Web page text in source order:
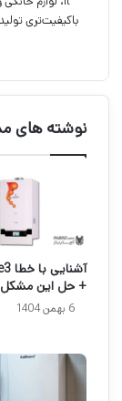
باکیفیت‌تری
نوشته های
+ حل این مشکل
6 بهمن 1404